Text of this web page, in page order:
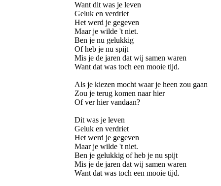
Want dit was je leven
Geluk en verdriet
Het werd je gegeven
Maar je wilde 't niet.
Ben je nu gelukkig
Of heb je nu spijt
Mis je de jaren dat wij samen waren
Want dat was toch een mooie tijd.
Als je kiezen mocht waar je heen zou gaan
Zou je terug komen naar hier
Of ver hier vandaan?
Dit was je leven
Geluk en verdriet
Het werd je gegeven
Maar je wilde 't niet.
Ben je gelukkig of heb je nu spijt
Mis je de jaren dat wij samen waren
Want dat was toch een mooie tijd.